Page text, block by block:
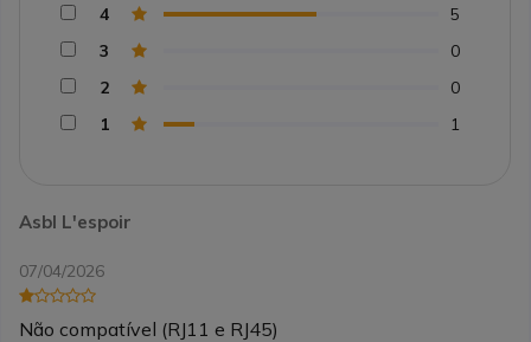
Asbl L'espoir
07/04/2026
Não compatível (RJ11 e RJ45)
4
5
3
0
2
0
1
1